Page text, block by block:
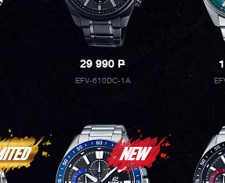
29 990P
EFV-610DC-1A